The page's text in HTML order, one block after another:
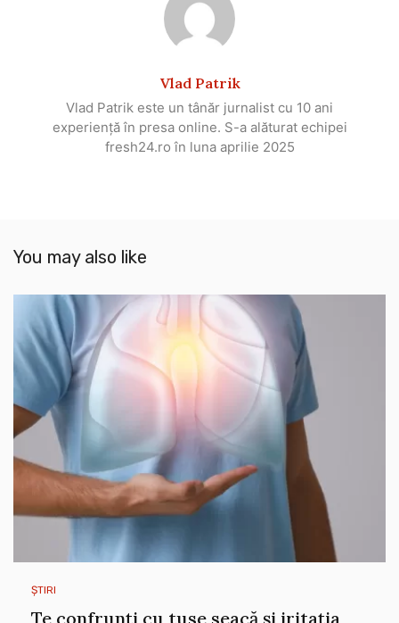
Vlad Patrik
Vlad Patrik este un tânăr jurnalist cu 10 ani
experiență în presa online. S-a alăturat echipei
fresh24.ro în luna aprilie 2025
You may also like
ȘTIRI
Te confrunți cu tuse seacă și iritația